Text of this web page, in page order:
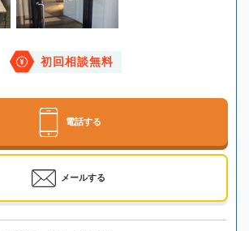
初回相談無料
電話する
メールする